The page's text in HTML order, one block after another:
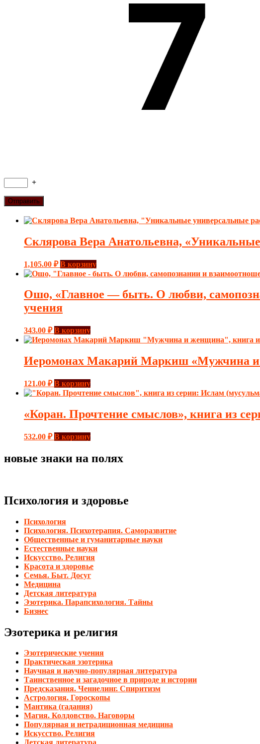
+
Склярова Вера Анатольевна,
1,105.00 ₽ В корзину
Ошо, «Главное — быть. О любви,
учения
343.00 ₽ В корзину
Иеромонах Макарий Маркиш «Мужчина и
121.00 ₽ В корзину
«Коран. Прочтение смыслов», книга из
532.00 ₽ В корзину
новые знаки на полях
Психология и здоровье
Психология
Психология. Психотерапия. Саморазвитие
Общественные и гуманитарные науки
Естественные науки
Искусство. Религия
Красота и здоровье
Семья. Быт. Досуг
Медицина
Детская литература
Эзотерика. Парапсихология. Тайны
Бизнес
Эзотерика и религия
Эзотерические учения
Практическая эзотерика
Научная и научно-популярная литература
Таинственное и загадочное в природе и истории
Предсказания. Ченнелинг. Спиритизм
Астрология. Гороскопы
Мантика (гадания)
Магия. Колдовство. Наговоры
Популярная и нетрадиционная медицина
Искусство. Религия